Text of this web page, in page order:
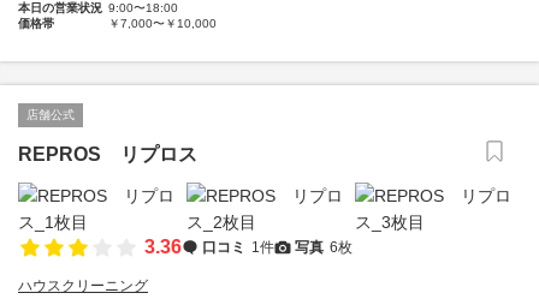
本日の営業状況 9:00〜18:00
価格帯
￥7,000〜￥10,000
店舗公式
REPROS リプロス
3.36 口コミ 1件 写真 6枚
ハウスクリーニング